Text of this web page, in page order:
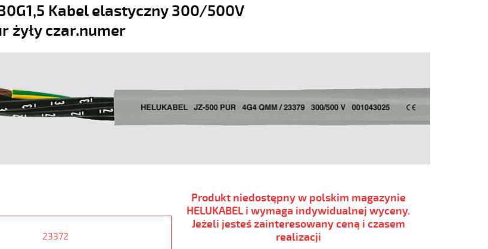
Kabel elastyczny 300/500V
żyły czar.numer
23372
Produkt niedostępny w polskim magazynie
HELUKABEL i wymaga indywidualnej wyceny.
Jeżeli jesteś zainteresowany ceną i czasem
realizacji